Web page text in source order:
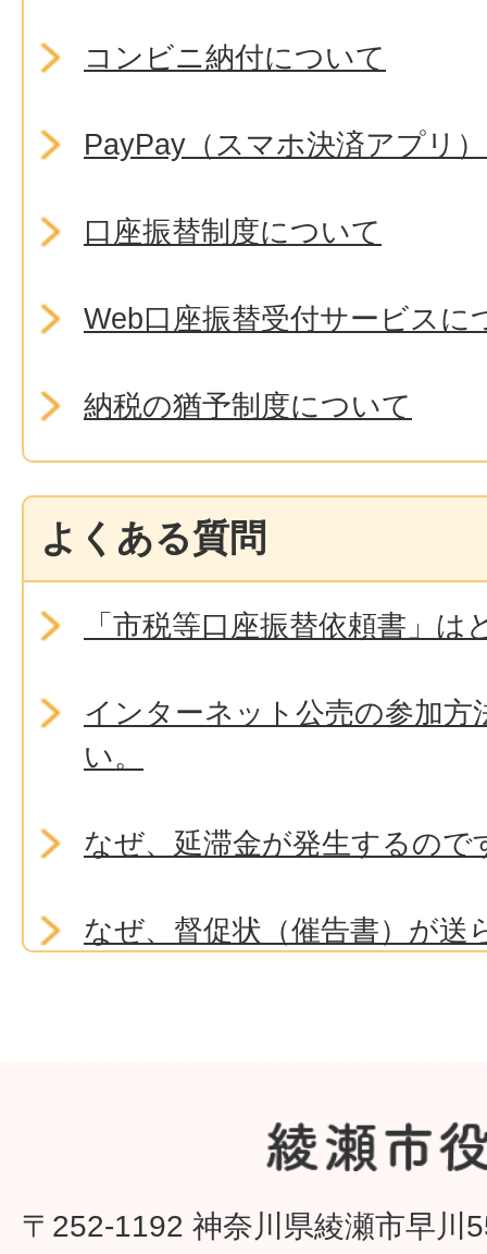
コンビニ納付について
PayPay（スマホ決済アプリ
口座振替制度について
Web口座振替受付サービスに
納税の猶予制度について
よくある質問
「市税等口座振替依頼書」
インターネット公売の参加方
い。
なぜ、延滞金が発生するので
なぜ、督促状（催告書）が送
誤って重複して納付したと
なりますか。
〒252-1192 神奈川県綾瀬市早川